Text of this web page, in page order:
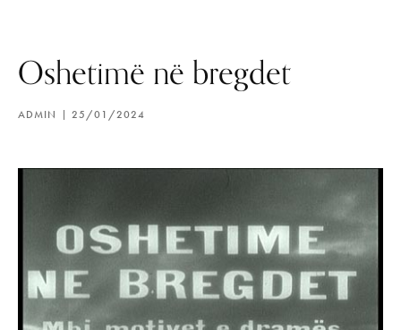
Oshetimë në bregdet
ADMIN 25/01/2024